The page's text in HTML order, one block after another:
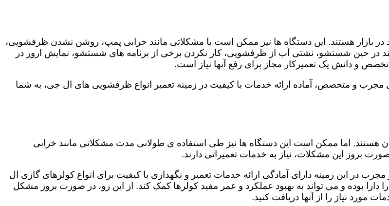
هستند. این دستگاه ها نیز ممکن است با مشکلاتی مانند خرابی پمپ، روشن نشدن ظرفشویی،
در حین شستشو، نشتی آب از ظرفشویی، کار نکردن برخی از برنامه های شستشو، نمایش ارور در
و دانش یک تعمیرکار مجاز برای رفع آنها نیاز است.
و متخصص، آماده ارائه خدمات با کیفیت در زمینه تعمیر انواع ظرفشویی های ال جی، به شما
هستند. اما ممکن است این دستگاه ها نیز طی استفاده ی طولانی مدت مشکلاتی مانند خرابی
بروز این مشکلات، نیاز به خدمات تعمیراتی دارند.
در این زمینه دارای آمادگی ارائه خدمات تعمیر و نگهداری با کیفیت برای انواع کولرهای گازی ال
بوده و می تواند به بهبود عملکرد و عمر مفید کولرها کمک کند. از این رو، در صورت بروز مشکل
مورد نیاز را از آنها دریافت کنید.